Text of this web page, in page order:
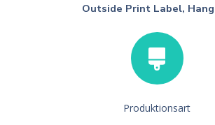
Outside Print Label,
Produktionsart